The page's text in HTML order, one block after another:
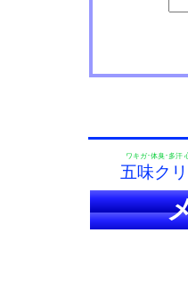
ワキガ･体臭･多汗
五味ク